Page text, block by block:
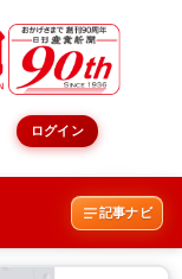
ログイン
記事ナビ